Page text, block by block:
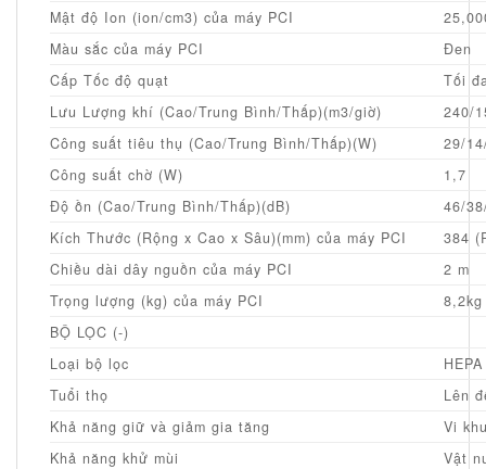
Mật độ Ion (ion/cm3) của máy PCI
Màu sắc của máy PCI
Đen
Cấp Tốc độ quạt
Tối
Lưu Lượng khí (Cao/Trung Bình/Thấp)(m3/giờ)
240/
Công suất tiêu thụ (Cao/Trung Bình/Thấp)(W)
29/
Công suất chờ (W)
1,7
Độ ồn (Cao/Trung Bình/Thấp)(dB)
46/
Kích Thước (Rộng x Cao x Sâu)(mm) của máy PCI
384
Chiều dài dây nguồn của máy PCI
2 m
Trọng lượng (kg) của máy PCI
8,2kg
BỘ LỌC (-)
Loại bộ lọc
Tuổi thọ
Lên
Khả năng giữ và giảm gia tăng
Vi
Khả năng khử mùi
Vật